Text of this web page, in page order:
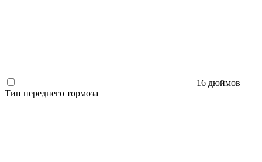
16 дюймов
Тип переднего тормоза